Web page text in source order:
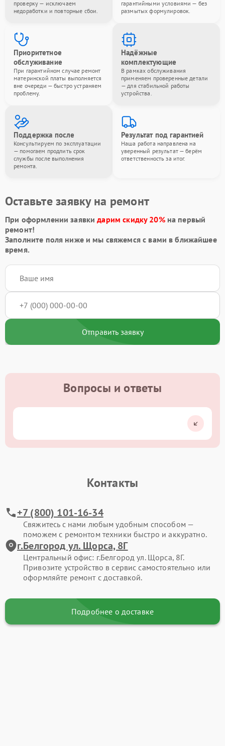
проверку — исключаем
недоработки и повторные сбои.
гарантийными условиями — без
размытых формулировок.
Приоритетное
обслуживание
При гарантийном случае ремонт
материнской платы выполняется
вне очереди — быстро устраняем
проблему.
Надёжные
комплектующие
В рамках обслуживания
применяем проверенные детали
— для стабильной работы
устройства.
Поддержка после
Консультируем по эксплуатации
— помогаем продлить срок
службы после выполнения
ремонта.
Результат под гарантией
Наша работа направлена на
уверенный результат — берём
ответственность за итог.
Оставьте заявку на ремонт
При оформлении заявкидарим скидку 20%на первый
ремонт!
Заполните поля ниже и мы свяжемся с вами в ближайшее
время.
Отправить заявку
Вопросы и ответы
Контакты
+7 (800) 101-16-34
Свяжитесь с нами любым удобным способом —
поможем с ремонтом техники быстро и аккуратно.
г.Белгород ул. Щорса, 8Г
Центральный офис: г.Белгород ул. Щорса, 8Г.
Привозите устройство в сервис самостоятельно или
оформляйте ремонт с доставкой.
Подробнее о доставке